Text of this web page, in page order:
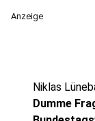
Anzeige
Niklas
Dumme